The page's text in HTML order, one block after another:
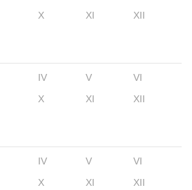
X XI XII
IV V
VI
X XI XII
IV V
VI
X XI XII